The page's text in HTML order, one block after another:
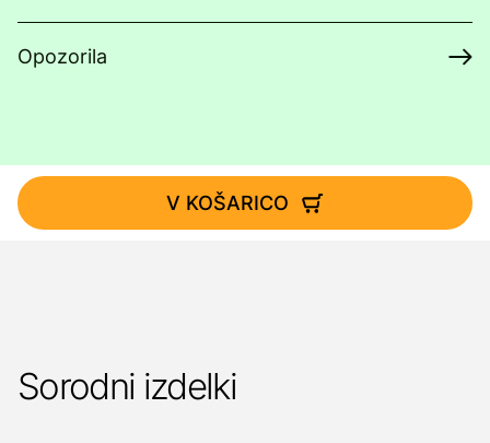
Opozorila
V KOŠARICO
Sorodni izdelki